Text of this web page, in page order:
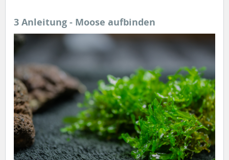
3 Anleitung - Moose aufbinden